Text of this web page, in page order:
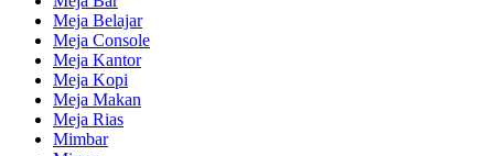
Meja Belajar
Meja Console
Meja Kantor
Meja Kopi
Meja Makan
Meja Rias
Mimbar